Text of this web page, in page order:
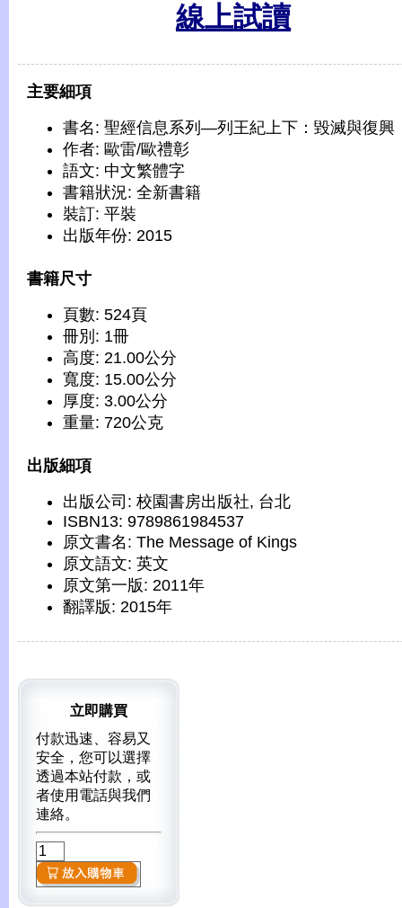
線上試讀
主要細項
書名: 聖經信息系列—列王紀上下：毀滅與復興
作者: 歐雷/歐禮彰
語文: 中文繁體字
書籍狀況: 全新書籍
裝訂: 平裝
出版年份: 2015
書籍尺寸
頁數: 524頁
冊別: 1冊
高度: 21.00公分
寬度: 15.00公分
厚度: 3.00公分
重量: 720公克
出版細項
出版公司: 校園書房出版社, 台北
ISBN13: 9789861984537
原文書名: The Message of Kings
原文語文: 英文
原文第一版: 2011年
翻譯版: 2015年
立即購買
付款迅速、容易又
安全，您可以選擇
透過本站付款，或
者使用電話與我們
連絡。